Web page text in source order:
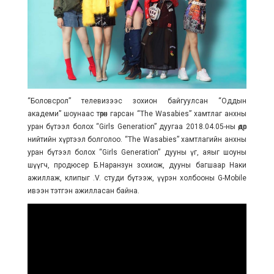
“Боловсрол” телевизээс зохион байгуулсан “Оддын
академи” шоунаас төрөн гарсан “The Wasabies” хамтлаг анхны
уран бүтээл болох “Girls Generation” дуугаа 2018.04.05-ны өдөр
нийтийн хүртээл болголоо. “The Wasabies” хамтлагийн анхны
уран бүтээл болох “Girls Generation” дууны үг, аяыг шоуны
шүүгч, продюсер Б.Наранзун зохиож, дууны багшаар Наки
ажиллаж, клипыг .V. студи бүтээж, үүрэн холбооны G-Mobile
ивээн тэтгэн ажилласан байна.